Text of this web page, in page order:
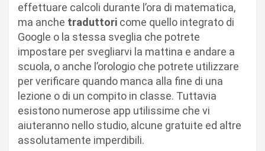
effettuare calcoli durante l’ora di matematica,
ma anche traduttori come quello integrato di
Google o la stessa sveglia che potrete
impostare per svegliarvi la mattina e andare a
scuola, o anche l’orologio che potrete utilizzare
per verificare quando manca alla fine di una
lezione o di un compito in classe. Tuttavia
esistono numerose app utilissime che vi
aiuteranno nello studio, alcune gratuite ed altre
assolutamente imperdibili.